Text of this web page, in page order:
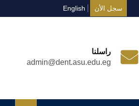
سجل الأن English
راسلنا
admin@dent.asu.edu.eg